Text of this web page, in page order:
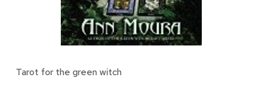
Tarot for the green witch